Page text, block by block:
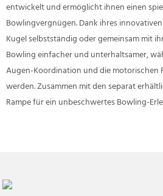
entwickelt und ermöglicht ihnen einen
Bowlingvergnügen. Dank ihres
Kugel selbstständig oder gemeinsam mit
Bowling einfacher und unterhaltsamer,
Augen-Koordination und die motorischen
werden. Zusammen mit den separat
Rampe für ein unbeschwertes Bowling-